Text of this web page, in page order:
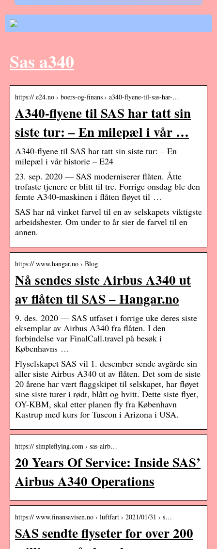
Sas a340
https:// e24.no › boers-og-finans › a340-flyene-til-sas-har-…
A340-flyene til SAS har tatt sin
siste tur: – En milepæl i vår …
A340-flyene til SAS har tatt sin siste tur: – En
milepæl i vår historie – E24
23. sep. 2020 — SAS moderniserer flåten. Åtte
trofaste tjenere er blitt til tre. Forrige onsdag ble den
femte A340-maskinen i flåten fløyet til …
SAS har nå vinket farvel til en av selskapets viktigste
arbeidshester. Om under to år sier de farvel til en
annen.
https:// www.hangar.no › Blog
Nå sendes siste Airbus A340 ut
av flåten til SAS – Hangar.no
9. des. 2020 — SAS utfaset i forrige uke deres siste
eksemplar av Airbus A340 fra flåten. I den
forbindelse var FinalCall.travel på besøk i
Københavns …
Flyselskapet SAS vil 1. desember sende avgårde sin
aller siste Airbus A340 ut av flåten. Det som de siste
20 årene har vært flaggskipet til selskapet, har fløyet
sine siste turer i rødt, blått og hvitt. Dette siste flyet,
OY-KBM, skal etter planen fly fra København
Kastrup med kurs for Tuscon i Arizona i USA.
https:// simpleflying.com › sas-airb…
20 Years Of Service: Inside SAS’
Airbus A340 Operations
https:// www.finansavisen.no › luftfart › 2021/01/31 › s…
SAS sendte flyseter for over 200